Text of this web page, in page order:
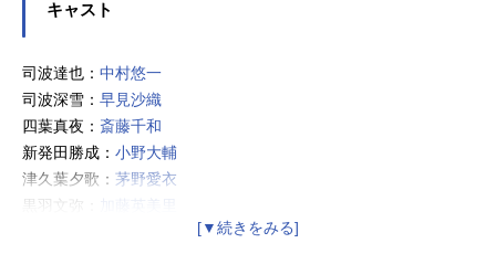
キャスト
司波達也： 中村悠一
司波深雪： 早見沙織
四葉真夜： 斎藤千和
新発田勝成： 小野大輔
津久葉夕歌： 茅野愛衣
黒羽文弥：